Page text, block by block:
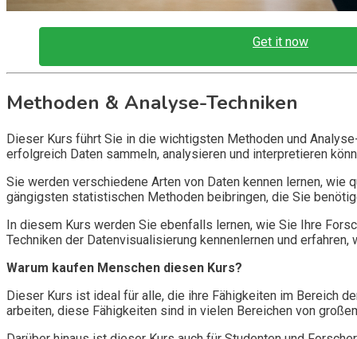
Get it now
Methoden & Analyse-Techniken
Dieser Kurs führt Sie in die wichtigsten Methoden und
erfolgreich Daten sammeln, analysieren und interpretieren
Sie werden verschiedene Arten von Daten kennen lernen, wie
gängigsten statistischen Methoden beibringen, die Sie
In diesem Kurs werden Sie ebenfalls lernen, wie Sie Ihre
Techniken der Datenvisualisierung kennenlernen und
Warum kaufen Menschen diesen Kurs?
Dieser Kurs ist ideal für alle, die ihre Fähigkeiten im Bereich
arbeiten, diese Fähigkeiten sind in vielen Bereichen von